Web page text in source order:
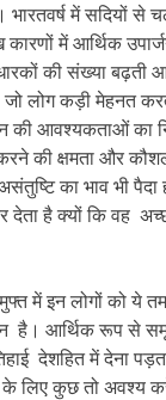
भारतवर्ष में सदियों
में आर्थिक
की संख्या बढ़ती
जो लोग कड़ी मेहनत
की आवश्यकताओं का
की क्षमता और
का भाव भी पैदा
है क्यों कि वह
में इन लोगों को ये
है। आर्थिक रूप से
देशहित में देना
लिए कुछ तो अवश्य